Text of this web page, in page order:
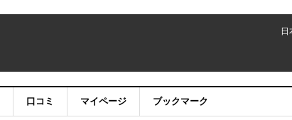
口コミ マイページ ブックマーク